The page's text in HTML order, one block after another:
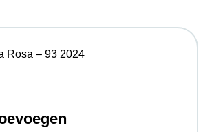
Rosa – 93 2024